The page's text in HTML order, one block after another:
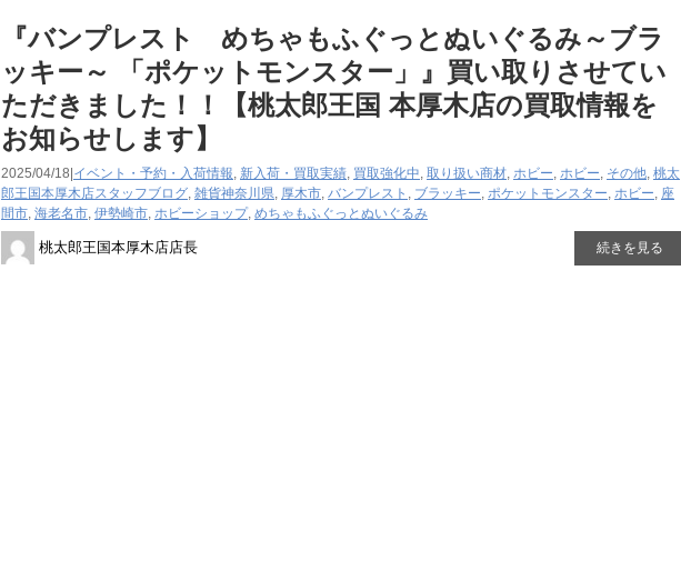
『バンプレスト めちゃもふぐっとぬいぐるみ～ブラ
ッキー～ 「ポケットモンスター」』買い取りさせてい
ただきました！！【桃太郎王国 本厚木店の買取情報を
お知らせします】
2025/04/18| イベント・予約・入荷情報, 新入荷・買取実績, 買取強化中, 取り扱い商材, ホビー, ホビー, その他, 桃太
郎王国本厚木店スタッフブログ, 雑貨神奈川県, 厚木市, バンプレスト , ブラッキー, ポケットモンスター, ホビー, 座
間市, 海老名市, 伊勢崎市, ホビーショップ, めちゃもふぐっとぬいぐるみ
桃太郎王国本厚木店店長 続きを見る